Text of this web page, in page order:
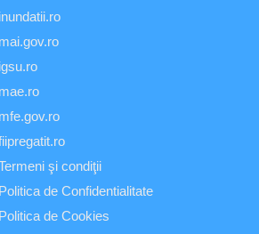
inundatii.ro
mai.gov.ro
igsu.ro
mae.ro
mfe.gov.ro
şi condiţii
Politica de Confidentialitate
Politica de Cookies